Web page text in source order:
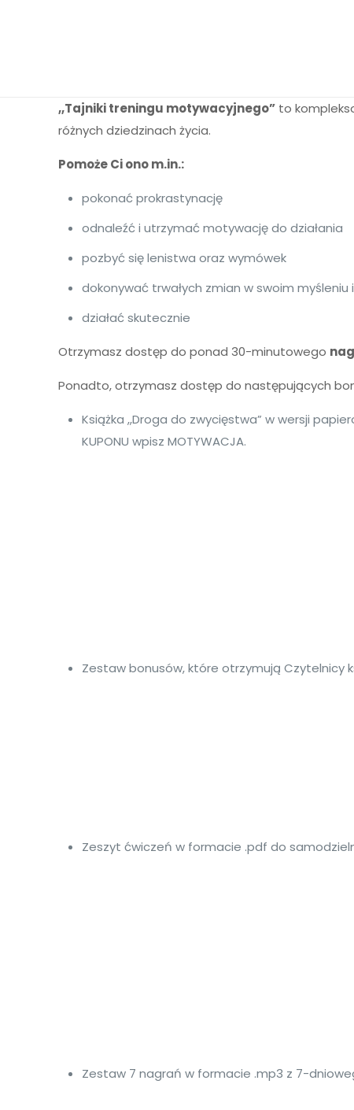
,,Tajniki treningu motywacyjnego” to
różnych dziedzinach życia.
Pomoże Ci ono m.in.:
pokonać prokrastynację
odnaleźć i utrzymać motywację do działania
pozbyć się lenistwa oraz wymówek
dokonywać trwałych zmian w swoim myśleniu
działać skutecznie
Otrzymasz dostęp do ponad 30-minutowego
Ponadto, otrzymasz dostęp do następujących
Książka ,,Droga do zwycięstwa” w wersji
KUPONU wpisz MOTYWACJA.
Zestaw bonusów, które otrzymują Czytelnicy
Zeszyt ćwiczeń w formacie .pdf do
Zestaw 7 nagrań w formacie .mp3 z 7-